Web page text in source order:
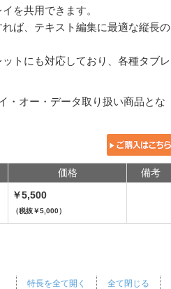
を共用できます。
ば、テキスト編集に最適な縦長の
トにも対応しており、各種タブレ
・オー・データ取り扱い商品とな
価格 備考
￥5,500
（税抜￥5,000）
全て閉じる
特長を全て開く